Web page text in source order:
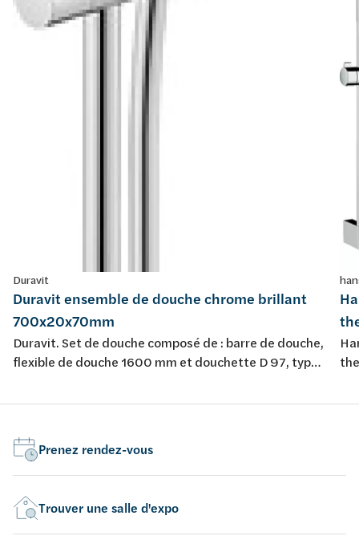
Duravit
Duravit ensemble de douche chrome brillant
700x20x70mm
Duravit. Set de douche composé de : barre de douche,
flexible de douche 1600 mm et douchette D 97, types
chromé, barre de douche 700 mm.
de
Prenez rendez-vous
Trouver une salle d'expo